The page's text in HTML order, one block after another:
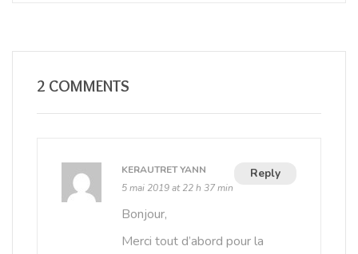
2 COMMENTS
KERAUTRET YANN
5 mai 2019 at 22 h 37 min
Reply
Bonjour,
Merci tout d’abord pour la